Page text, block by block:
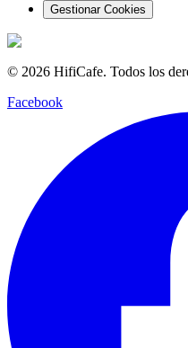
Gestionar Cookies
© 2026 HifiCafe. Todos los
Facebook